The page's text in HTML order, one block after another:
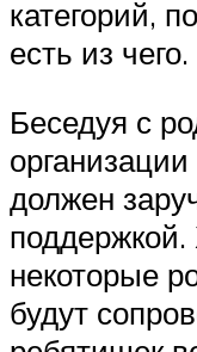
категорий,
есть из чего.
Беседуя с
должен
некоторые
будут